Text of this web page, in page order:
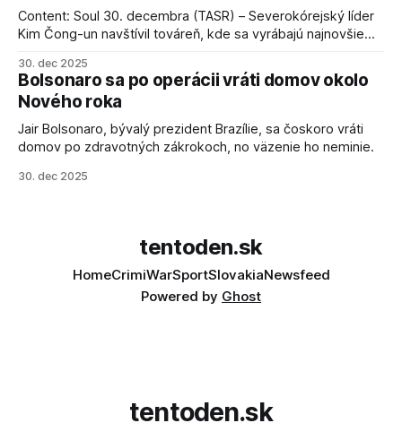
Content: Soul 30. decembra (TASR) – Severokórejský líder
Kim Čong-un navštívil továreň, kde sa vyrábajú najnovšie
schopnosti. Informovali o tom štátne médiá KĽDR, na ktoré
sa odvoláva agentúra AFP.
30. dec 2025
Bolsonaro sa po operácii vráti domov okolo
Nového roka
Jair Bolsonaro, bývalý prezident Brazílie, sa čoskoro vráti
domov po zdravotných zákrokoch, no väzenie ho neminie.
30. dec 2025
tentoden.sk
HomeCrimiWarSportSlovakiaNewsfeed
Powered by Ghost
tentoden.sk